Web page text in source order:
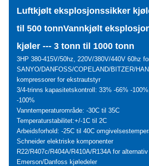
Luftkjølt eksplosjonssikker
til 500 tonnVannkjølt
kjøler --- 3 tonn til 1000 tonn
3HP 380-415V/50hz, 220V/380V/440V 60hz
SANYO/DANFOSS/COPELAND/BITZER/
kompressorer for ekstrautstyr
3/4-trinns kapasitetskontroll: 33% -66% -
-100%
Vanntemperaturområde: -30C til 35C
Temperaturstabilitet:+/-1C til 2C
Arbeidsforhold: -25C til 40C
Schneider elektriske komponenter
R22/R407c/R404A/R410A/R134A for alternativ
Emerson/Danfoss kjøledeler